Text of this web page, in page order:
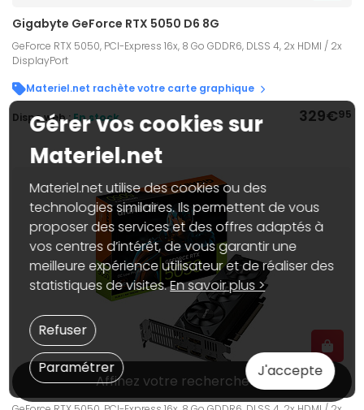
Gigabyte GeForce RTX 5050 D6 8G
GeForce RTX 5050, PCI-Express 16x, 8 Go GDDR6, DLSS 4, 2x HDMI / 2x
DisplayPort
Materiel.net rachète votre carte graphique
329€95
Dispo web :En stock
Gigabyte GeForce RTX 5050 OC Low Profile 8G
Affinez votre recherche
Gérer vos cookies sur
Materiel.net
Materiel.net utilise des cookies ou des
technologies similaires. Ils permettent de vous
proposer des services et des offres adaptés à
vos centres d’intérêt, de vous garantir une
meilleure expérience utilisateur et de réaliser des
statistiques de visites.En savoir plus >
J'accepte
Paramétrer
Refuser